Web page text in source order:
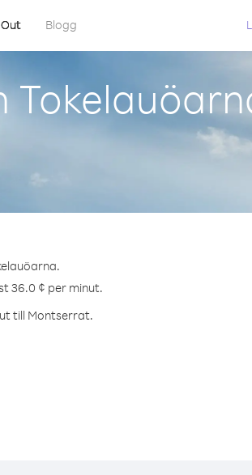
Blogg
36.0 ¢ per minut.
till Montserrat.